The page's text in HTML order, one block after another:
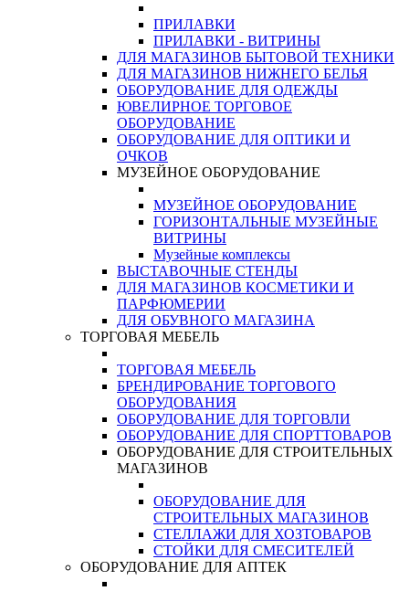
ПРИЛАВКИ
ПРИЛАВКИ - ВИТРИНЫ
ДЛЯ МАГАЗИНОВ БЫТОВОЙ ТЕХНИКИ
ДЛЯ МАГАЗИНОВ НИЖНЕГО БЕЛЬЯ
ОБОРУДОВАНИЕ ДЛЯ ОДЕЖДЫ
ЮВЕЛИРНОЕ ТОРГОВОЕ
ОБОРУДОВАНИЕ
ОБОРУДОВАНИЕ ДЛЯ ОПТИКИ И
ОЧКОВ
МУЗЕЙНОЕ ОБОРУДОВАНИЕ
МУЗЕЙНОЕ ОБОРУДОВАНИЕ
ГОРИЗОНТАЛЬНЫЕ МУЗЕЙНЫЕ
ВИТРИНЫ
Музейные комплексы
ВЫСТАВОЧНЫЕ СТЕНДЫ
ДЛЯ МАГАЗИНОВ КОСМЕТИКИ И
ПАРФЮМЕРИИ
ДЛЯ ОБУВНОГО МАГАЗИНА
ТОРГОВАЯ МЕБЕЛЬ
ТОРГОВАЯ МЕБЕЛЬ
БРЕНДИРОВАНИЕ ТОРГОВОГО
ОБОРУДОВАНИЯ
ОБОРУДОВАНИЕ ДЛЯ ТОРГОВЛИ
ОБОРУДОВАНИЕ ДЛЯ СПОРТТОВАРОВ
ОБОРУДОВАНИЕ ДЛЯ СТРОИТЕЛЬНЫХ
МАГАЗИНОВ
ОБОРУДОВАНИЕ ДЛЯ
СТРОИТЕЛЬНЫХ МАГАЗИНОВ
СТЕЛЛАЖИ ДЛЯ ХОЗТОВАРОВ
СТОЙКИ ДЛЯ СМЕСИТЕЛЕЙ
ОБОРУДОВАНИЕ ДЛЯ АПТЕК